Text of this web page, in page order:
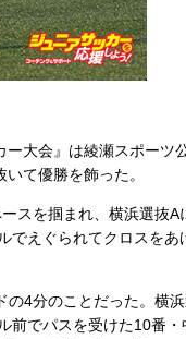
大会』は綾瀬スポーツ
て優勝を飾った。
スを掴まれ、横浜選抜A
でえぐられてクロスをあ
4分のことだった。横
前でパスを受けた10番・